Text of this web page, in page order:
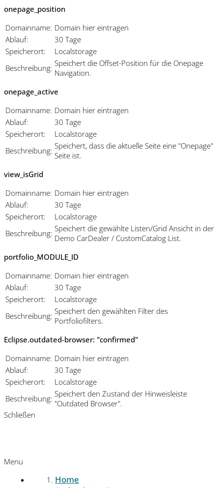
onepage_position
Domainname: Domain hier eintragen
Ablauf:
30 Tage
Speicherort:
Localstorage
Beschreibung: Speichert die Offset-Position für die Onepage
Navigation.
onepage_active
Domainname: Domain hier eintragen
Ablauf:
30 Tage
Speicherort:
Localstorage
Beschreibung: Speichert, dass die aktuelle Seite eine "Onepage"
Seite ist.
view_isGrid
Domainname: Domain hier eintragen
Ablauf:
30 Tage
Speicherort:
Localstorage
Beschreibung: Speichert die gewählte Listen/Grid Ansicht in der
Demo CarDealer / CustomCatalog List.
portfolio_MODULE_ID
Domainname: Domain hier eintragen
Ablauf:
30 Tage
Speicherort:
Localstorage
Beschreibung: Speichert den gewählten Filter des
Portfoliofilters.
Eclipse.outdated-browser: "confirmed"
Domainname: Domain hier eintragen
Ablauf:
30 Tage
Speicherort:
Localstorage
Beschreibung: Speichert den Zustand der Hinweisleiste
"Outdated Browser".
Schließen
Menu
Home